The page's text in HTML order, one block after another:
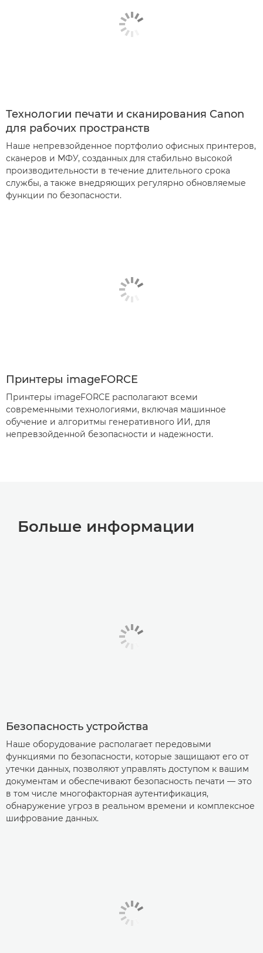
Технологии печати и сканирования Canon
для рабочих пространств
Наше непревзойденное портфолио офисных принтеров,
сканеров и МФУ, созданных для стабильно высокой
производительности в течение длительного срока
службы, а также внедряющих регулярно обновляемые
функции по безопасности.
Принтеры imageFORCE
Принтеры imageFORCE располагают всеми
современными технологиями, включая машинное
обучение и алгоритмы генеративного ИИ, для
непревзойденной безопасности и надежности.
Больше информации
Безопасность устройства
Наше оборудование располагает передовыми
функциями по безопасности, которые защищают его от
утечки данных, позволяют управлять доступом к вашим
документам и обеспечивают безопасность печати — это
в том числе многофакторная аутентификация,
обнаружение угроз в реальном времени и комплексное
шифрование данных.